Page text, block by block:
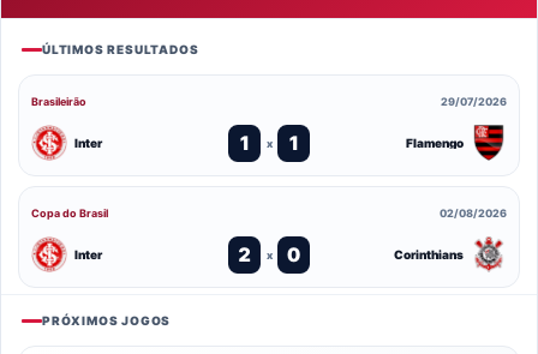
ÚLTIMOS RESULTADOS
Brasileirão 29/07/2026
Inter 1 x 1 Flamengo
Copa do Brasil 02/08/2026
Inter 2 x 0 Corinthians
PRÓXIMOS JOGOS